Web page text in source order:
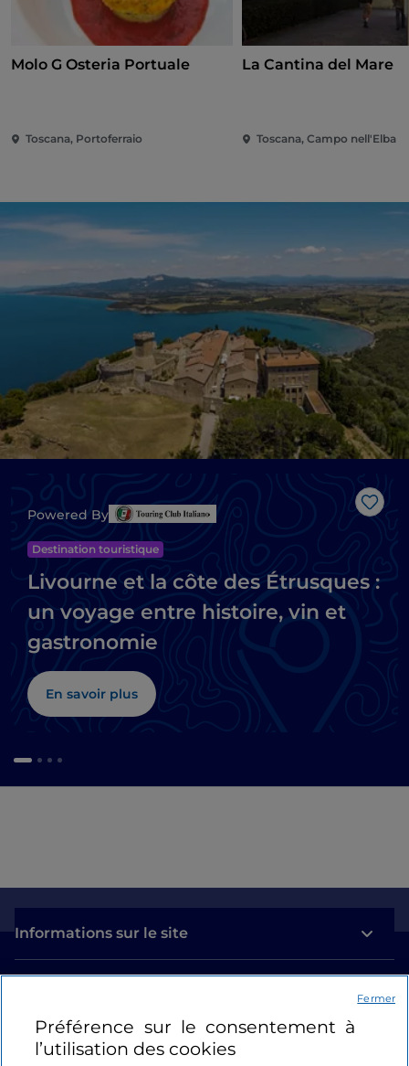
Molo G Osteria Portuale
Toscana, Portoferraio
La Cantina del Mare
Toscana, Campo nell'Elba
Powered By
Destination touristique
Livourne et la côte des Étrusques :
un voyage entre histoire, vin et
gastronomie
En savoir plus
Informations sur le site
Se connecter
Préférence sur le consentement à
l’utilisation des cookies
Fermer